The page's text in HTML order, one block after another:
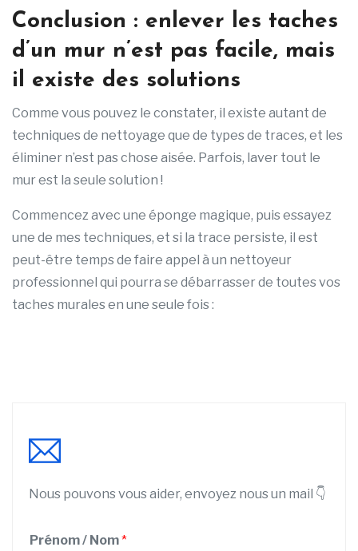
Conclusion : enlever les taches
d’un mur n’est pas facile, mais
il existe des solutions
Comme vous pouvez le constater, il existe autant de
techniques de nettoyage que de types de traces, et les
éliminer n’est pas chose aisée. Parfois, laver tout le
mur est la seule solution !
Commencez avec une éponge magique, puis essayez
une de mes techniques, et si la trace persiste, il est
peut-être temps de faire appel à un nettoyeur
professionnel qui pourra se débarrasser de toutes vos
taches murales en une seule fois :
Nous pouvons vous aider, envoyez nous un mail 👇
S
Prénom / Nom*